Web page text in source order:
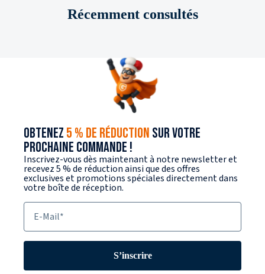
Récemment consultés
OBTENEZ 5 % DE RÉDUCTION SUR VOTRE
PROCHAINE COMMANDE !
Inscrivez-vous dès maintenant à notre newsletter et
recevez 5 % de réduction ainsi que des offres
exclusives et promotions spéciales directement dans
votre boîte de réception.
E-Mail
S’inscrire